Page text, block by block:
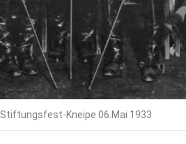
Stiftungsfest-Kneipe 06.Mai 1933